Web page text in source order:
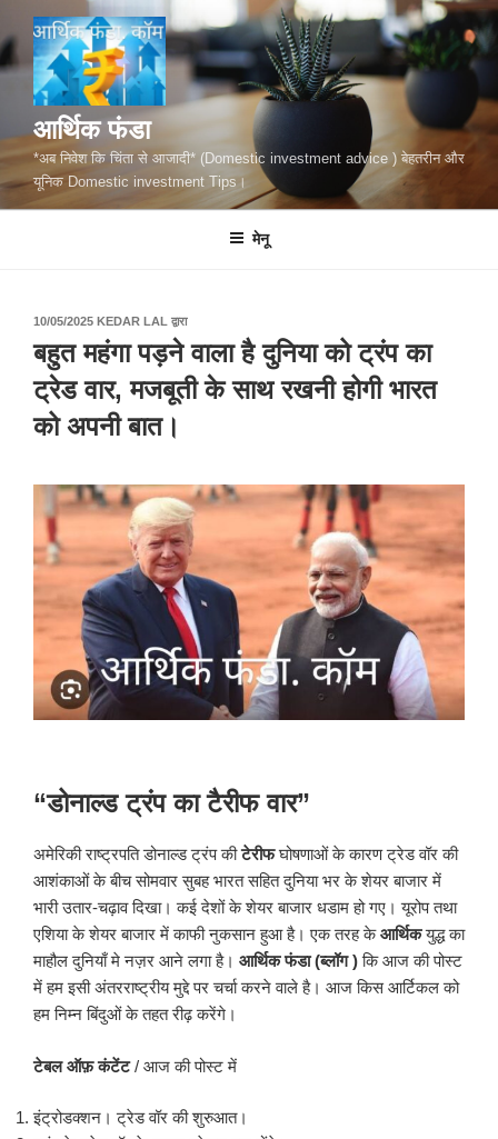
पर
जाएं
आर्थिक फंडा
*अब निवेश कि चिंता से आजादी* (Domestic investment advice ) बेहतरीन और
यूनिक Domestic investment Tips।
मेनू
10/05/2025 पर
प्रकाशित
किया
गया
KEDAR LAL द्वारा
बहुत महंगा पड़ने वाला है दुनिया को ट्रंप का
ट्रेड वार, मजबूती के साथ रखनी होगी भारत
को अपनी बात।
“डोनाल्ड ट्रंप का टैरीफ वार”
अमेरिकी राष्ट्रपति डोनाल्ड ट्रंप कीटेरीफघोषणाओं के कारण ट्रेड वॉर की
आशंकाओं के बीच सोमवार सुबह भारत सहित दुनिया भर के शेयर बाजार में
भारी उतार-चढ़ाव दिखा। कई देशों के शेयर बाजार धडाम हो गए। यूरोप तथा
एशिया के शेयर बाजार में काफी नुकसान हुआ है। एक तरह केआर्थिकयुद्ध का
माहौल दुनियाँ मे नज़र आने लगा है। आर्थिक फंडा (ब्लॉग )कि आज की पोस्ट
में हम इसी अंतरराष्ट्रीय मुद्दे पर चर्चा करने वाले है। आज किस आर्टिकल को
हम निम्न बिंदुओं के तहत रीढ़ करेंगे।
टेबल ऑफ़ कंटेंट/ आज की पोस्ट में
इंट्रोडक्शन। ट्रेड वॉर की शुरुआत।